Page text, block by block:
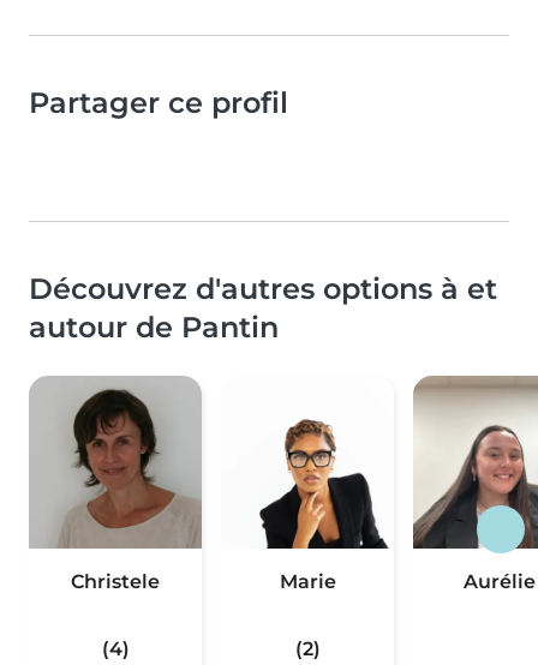
Partager ce profil
Découvrez d'autres options à et
autour de Pantin
Christele
(4)
Marie
(2)
Aurélie